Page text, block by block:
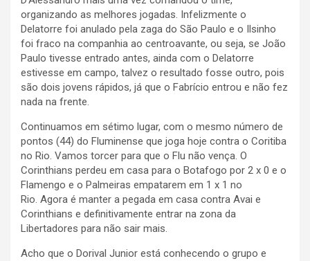
organizando as melhores jogadas. Infelizmente o
Delatorre foi anulado pela zaga do São Paulo e o Ilsinho
foi fraco na companhia ao centroavante, ou seja, se João
Paulo tivesse entrado antes, ainda com o Delatorre
estivesse em campo, talvez o resultado fosse outro, pois
são dois jovens rápidos, já que o Fabrício entrou e não fez
nada na frente.
Continuamos em sétimo lugar, com o mesmo número de
pontos (44) do Fluminense que joga hoje contra o Coritiba
no Rio. Vamos torcer para que o Flu não vença. O
Corinthians perdeu em casa para o Botafogo por 2 x 0 e o
Flamengo e o Palmeiras empatarem em 1 x 1 no
Rio. Agora é manter a pegada em casa contra Avai e
Corinthians e definitivamente entrar na zona da
Libertadores para não sair mais.
Acho que o Dorival Junior está conhecendo o grupo e